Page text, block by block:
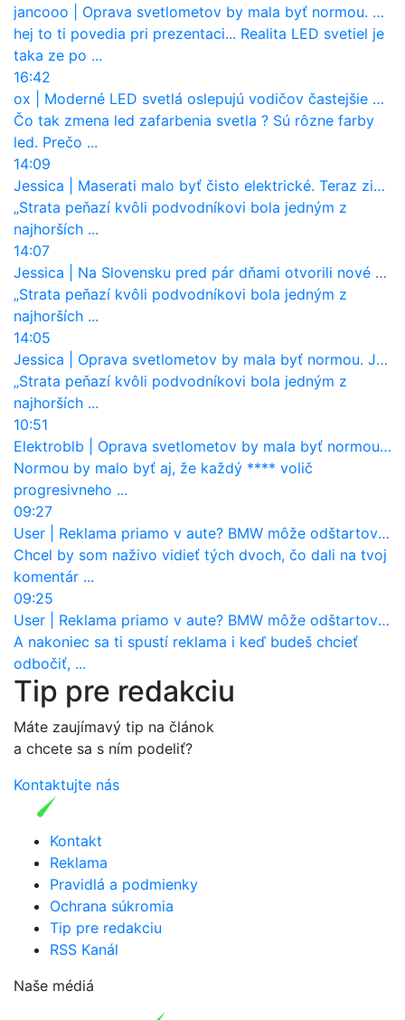
jancooo
Oprava svetlometov by mala byť normou. Jeden nový dnes stojí priemerne 1251 eur!
hej to ti povedia pri prezentaci... Realita LED svetiel je
taka ze po ...
16:42
ox
Moderné LED svetlá oslepujú vodičov častejšie než staré halogény
Čo tak zmena led zafarbenia svetla ? Sú rôzne farby
led. Prečo ...
14:09
Jessica
Maserati malo byť čisto elektrické. Teraz zisťuje, že potrebuje nový osemvalcový motor
„Strata peňazí kvôli podvodníkovi bola jedným z
najhorších ...
14:07
Jessica
Na Slovensku pred pár dňami otvorili nové mosty, ktoré to sú?
„Strata peňazí kvôli podvodníkovi bola jedným z
najhorších ...
14:05
Jessica
Oprava svetlometov by mala byť normou. Jeden nový dnes stojí priemerne 1251 eur!
„Strata peňazí kvôli podvodníkovi bola jedným z
najhorších ...
10:51
Elektroblb
Oprava svetlometov by mala byť normou. Jeden nový dnes stojí priemerne 1251 eur!
Normou by malo byť aj, že každý **** volič
progresivneho ...
09:27
User
Reklama priamo v aute? BMW môže odštartovať nový trend
Chcel by som naživo vidieť tých dvoch, čo dali na tvoj
komentár ...
09:25
User
Reklama priamo v aute? BMW môže odštartovať nový trend
A nakoniec sa ti spustí reklama i keď budeš chcieť
odbočiť, ...
Tip pre redakciu
Máte zaujímavý tip na článok
a chcete sa s ním podeliť?
Kontaktujte nás
Kontakt
Reklama
Pravidlá a podmienky
Ochrana súkromia
Tip pre redakciu
RSS Kanál
Naše médiá